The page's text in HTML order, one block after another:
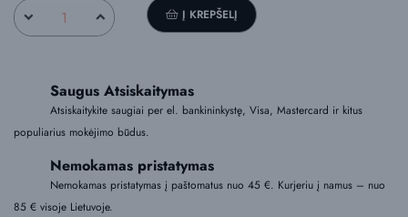
Į KREPŠELĮ
Saugus Atsiskaitymas
Atsiskaitykite saugiai per el. bankininkystę, Visa, Mastercard ir kitus
populiarius mokėjimo būdus.
Nemokamas pristatymas
Nemokamas pristatymas į paštomatus nuo 45 €. Kurjeriu į namus – nuo
85 € visoje Lietuvoje.